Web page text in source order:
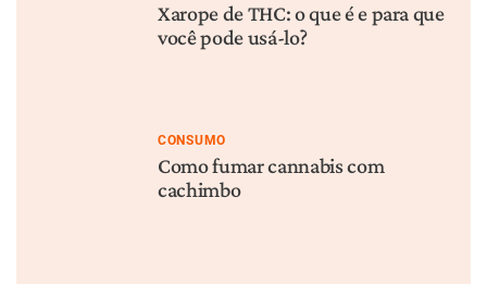
Xarope de THC: o que é e para que
você pode usá-lo?
CONSUMO
Como fumar cannabis com
cachimbo